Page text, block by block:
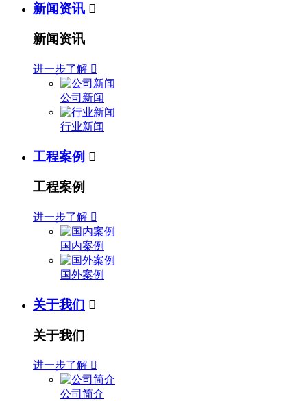
新闻资讯 
新闻资讯
进一步了解 
公司新闻
行业新闻
工程案例 
工程案例
进一步了解 
国内案例
国外案例
关于我们 
关于我们
进一步了解 
公司简介